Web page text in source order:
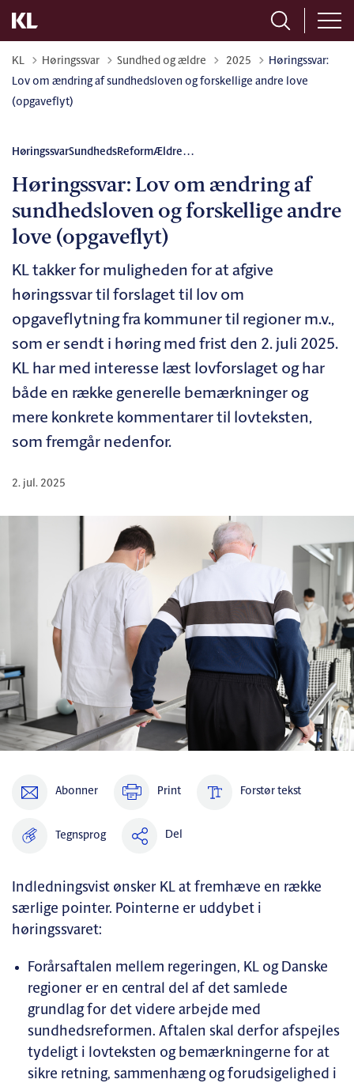
KL Høringssvar Sundhed og ældre Tilbage til
2025
Høringssvar:
Lov om ændring af sundhedsloven og forskellige andre love
(opgaveflyt)
HøringssvarSundhedsReformÆldre...
Høringssvar: Lov om ændring af
sundhedsloven og forskellige andre
love (opgaveflyt)
KL takker for muligheden for at afgive
høringssvar til forslaget til lov om
opgaveflytning fra kommuner til regioner m.v.,
som er sendt i høring med frist den 2. juli 2025.
KL har med interesse læst lovforslaget og har
både en række generelle bemærkninger og
mere konkrete kommentarer til lovteksten,
som fremgår nedenfor.
2. jul. 2025
Abonner Print Forstør tekst
Tegnsprog Del
Indledningsvist ønsker KL at fremhæve en række
særlige pointer. Pointerne er uddybet i
høringssvaret:
Forårsaftalen mellem regeringen, KL og Danske
regioner er en central del af det samlede
grundlag for det videre arbejde med
sundhedsreformen. Aftalen skal derfor afspejles
tydeligt i lovteksten og bemærkningerne for at
sikre retning, sammenhæng og forudsigelighed i